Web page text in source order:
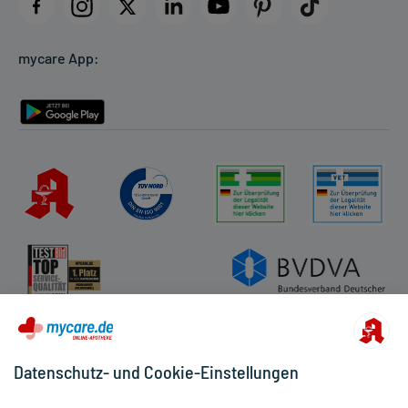
Datenschutz
Rückgabe/Widerruf
mycare App:
Datenschutz- und Cookie-Einstellungen